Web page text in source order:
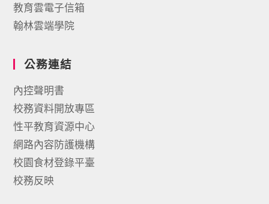
教育雲電子信箱
翰林雲端學院
公務連結
內控聲明書
校務資料開放專區
性平教育資源中心
網路內容防護機構
校園食材登錄平臺
校務反映